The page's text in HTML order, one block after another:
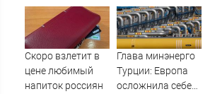
переговоров о
мире с Украиной
новости на 7
августа 2026:
последствия,
атаки на склады
Wildberries,
Скоро взлетит в
цене любимый
напиток россиян
Глава минэнерго
Турции: Европа
осложнила себе